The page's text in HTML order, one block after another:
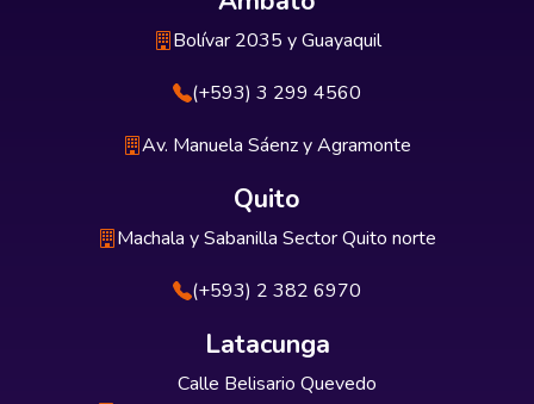
Bolívar 2035 y Guayaquil
(+593) 3 299 4560
Av. Manuela Sáenz y Agramonte
Quito
Machala y Sabanilla Sector Quito norte
(+593) 2 382 6970
Latacunga
Calle Belisario Quevedo